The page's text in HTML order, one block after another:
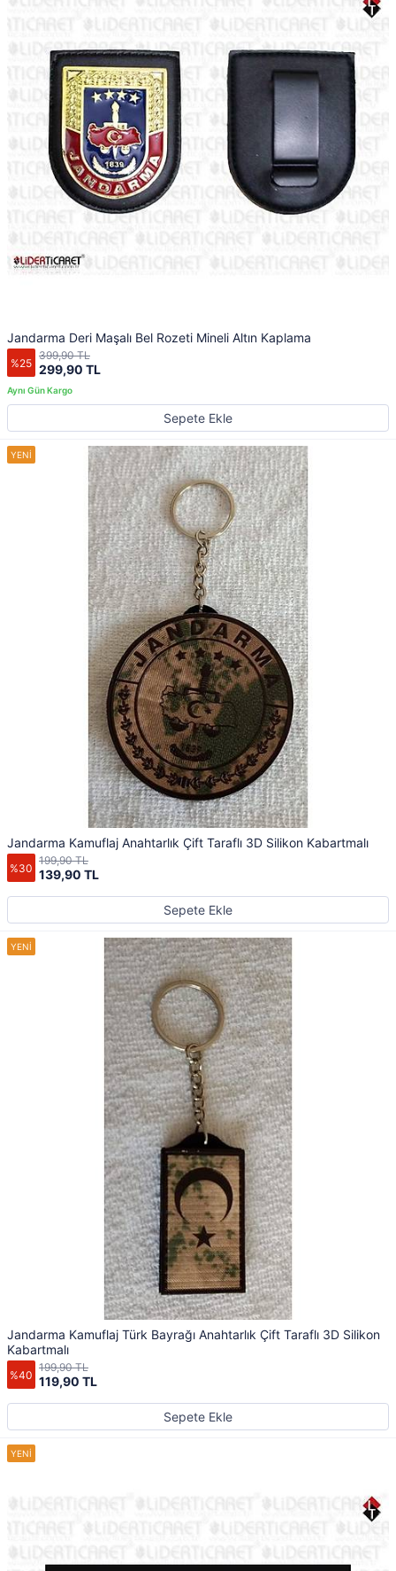
Jandarma Deri Maşalı Bel Rozeti Mineli Altın Kaplama
%25 299,90 TL
399,90 TL
Sepete Ekle
Jandarma Kamuflaj Anahtarlık Çift Taraflı 3D Silikon Kabartmalı
%30 139,90 TL
199,90 TL
Sepete Ekle
Jandarma Kamuflaj Türk Bayrağı Anahtarlık Çift Taraflı 3D Silikon
Kabartmalı
%40 119,90 TL
199,90 TL
Sepete Ekle